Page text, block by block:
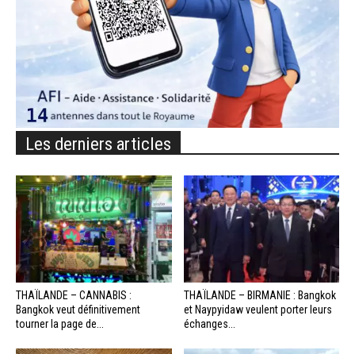
Les derniers articles
THAÏLANDE – CANNABIS :
Bangkok veut définitivement
tourner la page de...
THAÏLANDE – BIRMANIE : Bangkok
et Naypyidaw veulent porter leurs
échanges...